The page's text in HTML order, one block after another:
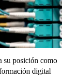
su posición como
digital